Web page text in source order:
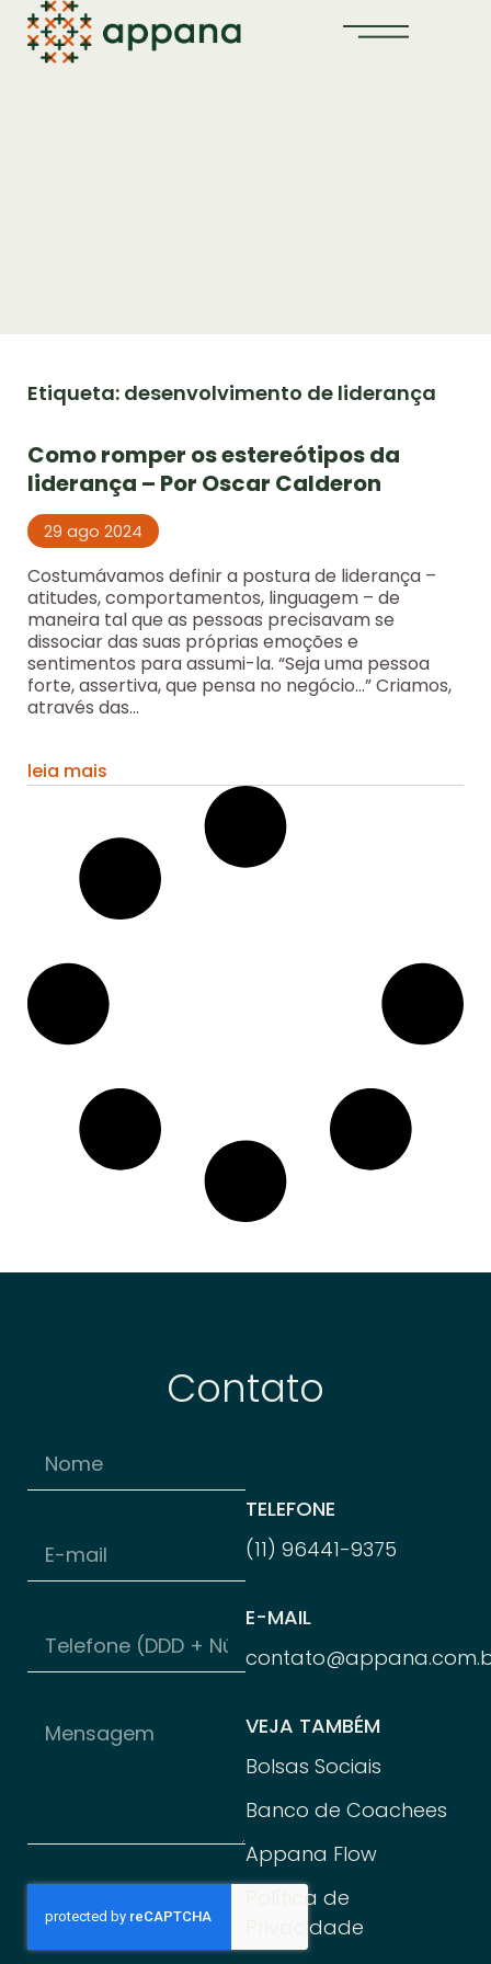
Etiqueta: desenvolvimento de liderança
Como romper os estereótipos da
liderança – Por Oscar Calderon
29 ago 2024
Costumávamos definir a postura de liderança –
atitudes, comportamentos, linguagem – de
maneira tal que as pessoas precisavam se
dissociar das suas próprias emoções e
sentimentos para assumi-la. “Seja uma pessoa
forte, assertiva, que pensa no negócio…” Criamos,
através das...
leia mais
Contato
TELEFONE
(11) 96441-9375
E-MAIL
VEJA TAMBÉM
Bolsas Sociais
Banco de Coachees
Appana Flow
Política de
Privacidade